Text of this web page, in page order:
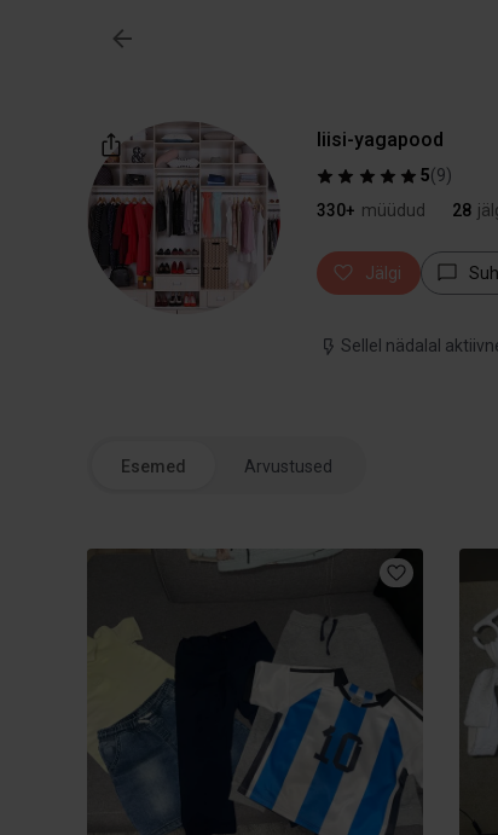
liisi-yagapood
5(9)
330+ müüdud 28
Jälgi
Sellel nädalal
Esemed Arvustused